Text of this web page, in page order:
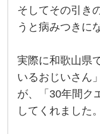
ク
エ
は
相
が
高
い
時
に
は
1
そしてその引き
うと病みつきに
実際に和歌山県
いるおじいさん
が、「30年間ク
してくれました。